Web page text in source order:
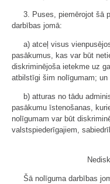
3. Puses, piemērojot šā
darbības jomā:
a) atceļ visus
pasākumus, kas var būt
diskriminējoša ietekme uz
atbilstīgi šim nolīgumam; un
b) atturas no tādu
pasākumu īstenošanas,
nolīgumam var būt
valstspiederīgajiem,
Šā nolīguma darbības